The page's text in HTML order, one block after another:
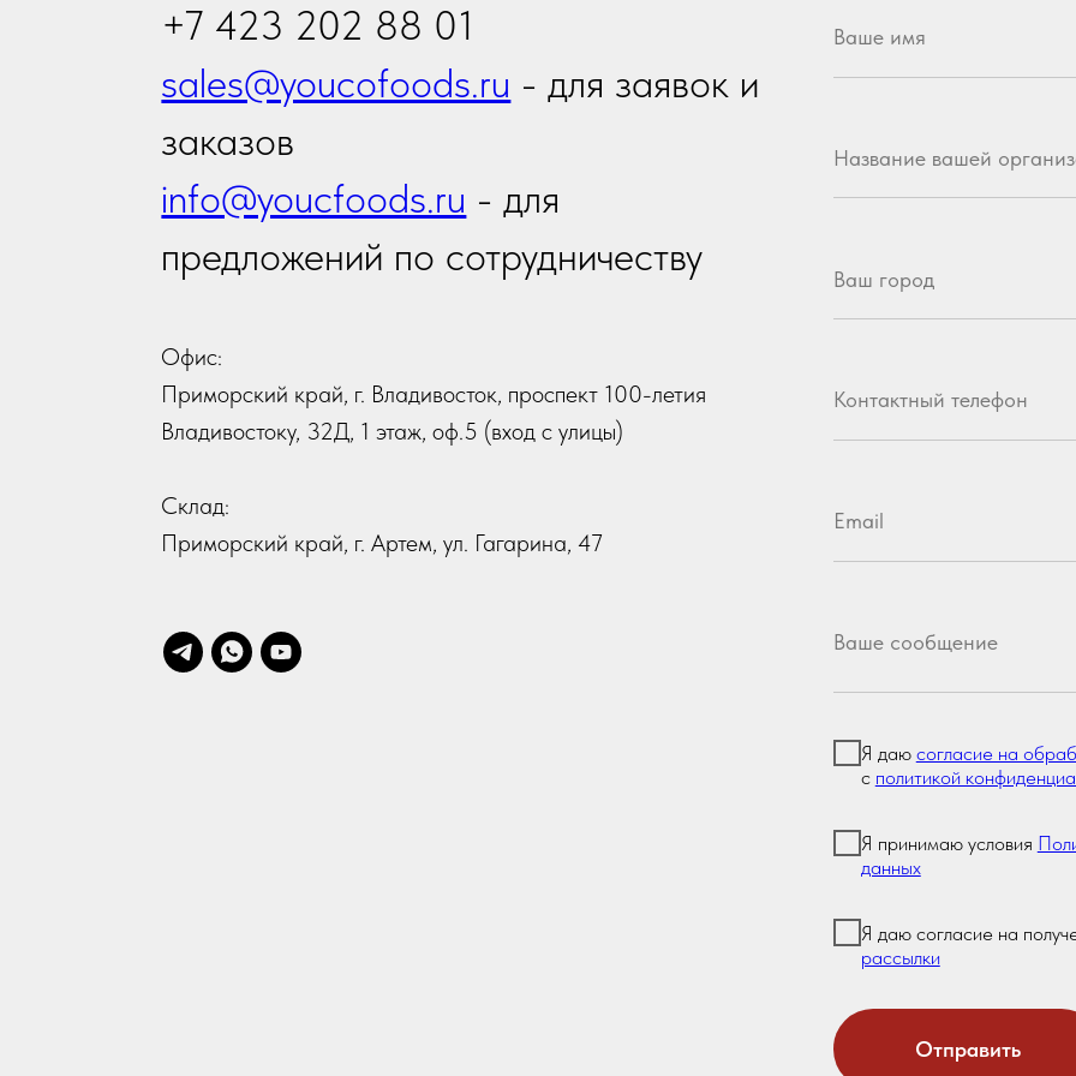
Приморский край, г. Владивосток, проспект 100-летия
Владивостоку, 32Д, 1 этаж, оф.5 (вход с улицы)
Склад:
Приморский край, г. Артем, ул. Гагарина, 47
согласие на обработку
Я принимаю условияПолитики сбора и
рассылки